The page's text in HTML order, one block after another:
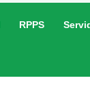
RPPS